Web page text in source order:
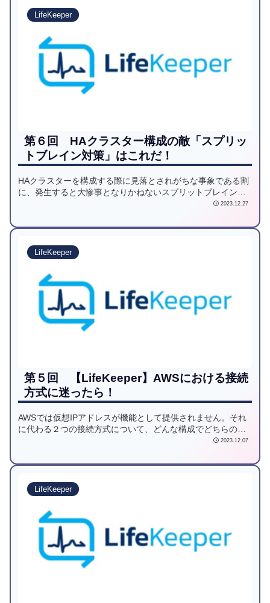
LifeKeeper
第６回 HAクラスター構成の敵「スプリッ
トブレイン対策」はこれだ！
HAクラスターを構成する際に見落とされがちな事象である割
に、発生すると大惨事となりかねないスプリットブレイン。
これを防ぐためにLifeKeeperに実装されたQuorum/Witnessの
2023.12.27
LifeKeeper
第５回 【LifeKeeper】AWSにおける接続
方式に迷ったら！
AWSでは仮想IPアドレスが機能として提供されません。それ
に代わる２つの接続方式について、どんな構成でどちらの接
2023.12.07
LifeKeeper